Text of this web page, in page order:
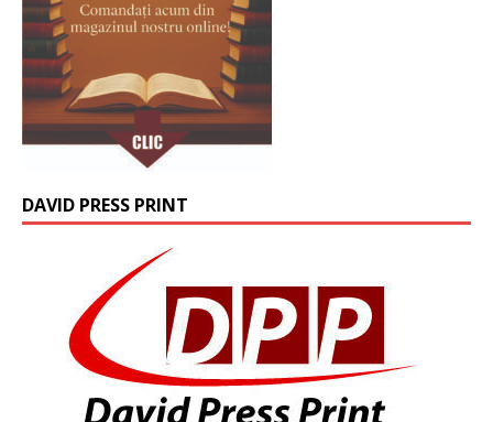
DAVID PRESS PRINT